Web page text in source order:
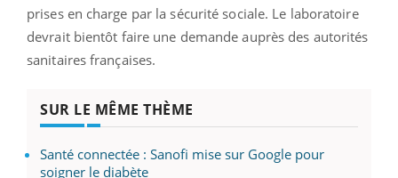
prises en charge par la sécurité sociale. Le laboratoire
devrait bientôt faire une demande auprès des autorités
sanitaires françaises.
SUR LE MÊME THÈME
Santé connectée : Sanofi mise sur Google pour
soigner le diabète